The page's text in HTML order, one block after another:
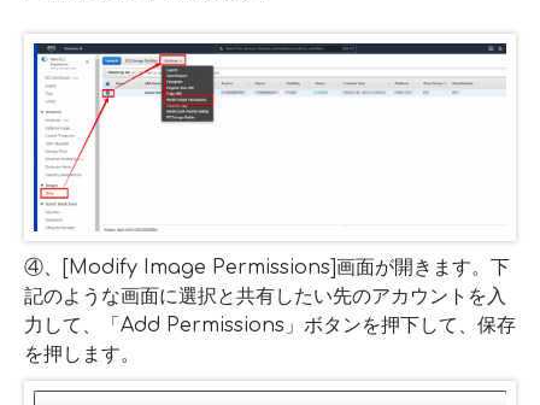
④、[Modify Image Permissions]画面が開きます。下
記のような画面に選択と共有したい先のアカウントを入
力して、「Add Permissions」ボタンを押下して、保存
を押します。